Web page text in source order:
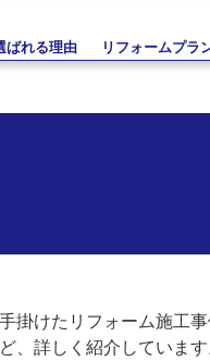
ばれる理由 リフォームプラ
掛けたリフォーム施工
、詳しく紹介しています